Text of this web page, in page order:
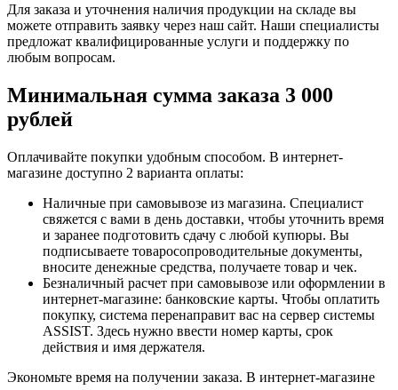
Для заказа и уточнения наличия продукции на складе вы
можете отправить заявку через наш сайт. Наши специалисты
предложат квалифицированные услуги и поддержку по
любым вопросам.
Минимальная сумма заказа 3 000
рублей
Оплачивайте покупки удобным способом. В интернет-
магазине доступно 2 варианта оплаты:
Наличные при самовывозе из магазина. Специалист
свяжется с вами в день доставки, чтобы уточнить время
и заранее подготовить сдачу с любой купюры. Вы
подписываете товаросопроводительные документы,
вносите денежные средства, получаете товар и чек.
Безналичный расчет при самовывозе или оформлении в
интернет-магазине: банковские карты. Чтобы оплатить
покупку, система перенаправит вас на сервер системы
ASSIST. Здесь нужно ввести номер карты, срок
действия и имя держателя.
Экономьте время на получении заказа. В интернет-магазине